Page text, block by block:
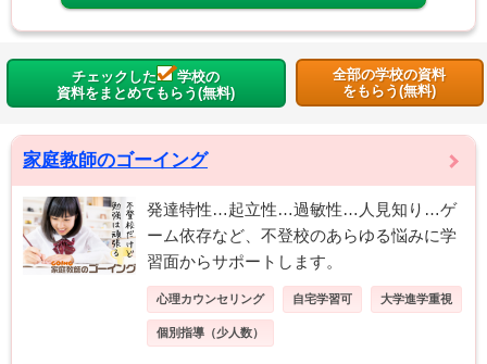
チェックした
学校の
資料をまとめてもらう(無料)
全部の学校の資料
をもらう(無料)
家庭教師のゴーイング
発達特性…起立性…過敏性…人見知り…ゲ
ーム依存など、不登校のあらゆる悩みに学
習面からサポートします。
心理カウンセリング 自宅学習可 大学進学重視
個別指導（少人数）